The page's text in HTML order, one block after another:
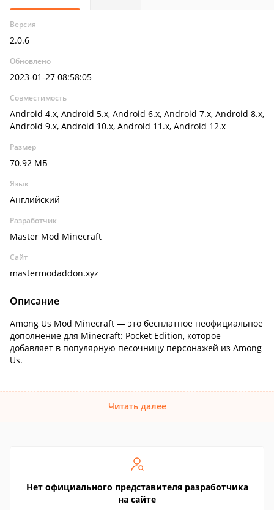
Версия
2.0.6
Обновлено
2023-01-27 08:58:05
Совместимость
Android 4.x, Android 5.x, Android 6.x, Android 7.x, Android 8.x,
Android 9.x, Android 10.x, Android 11.x, Android 12.x
Размер
70.92 МБ
Язык
Английский
Разработчик
Master Mod Minecraft
Сайт
mastermodaddon.xyz
Описание
Among Us Mod Minecraft — это бесплатное неофициальное
дополнение для Minecraft: Pocket Edition, которое
добавляет в популярную песочницу персонажей из Among
Us.
Читать далее
Нет официального представителя разработчика
на сайте